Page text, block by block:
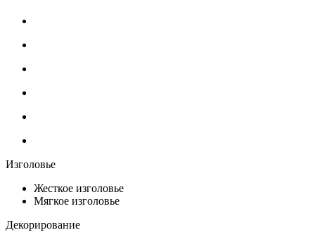
Изголовье
Жесткое изголовье
Мягкое изголовье
Декорирование